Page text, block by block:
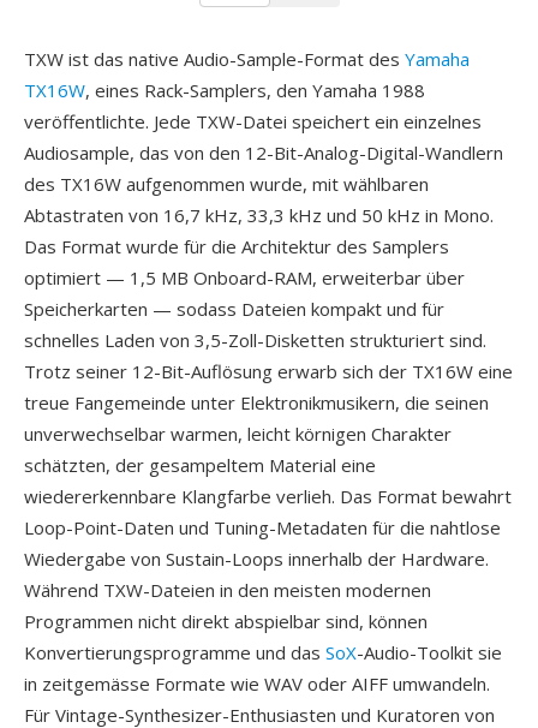
TXW ist das native Audio-Sample-Format des Yamaha
TX16W, eines Rack-Samplers, den Yamaha 1988
veröffentlichte. Jede TXW-Datei speichert ein einzelnes
Audiosample, das von den 12-Bit-Analog-Digital-Wandlern
des TX16W aufgenommen wurde, mit wählbaren
Abtastraten von 16,7 kHz, 33,3 kHz und 50 kHz in Mono.
Das Format wurde für die Architektur des Samplers
optimiert — 1,5 MB Onboard-RAM, erweiterbar über
Speicherkarten — sodass Dateien kompakt und für
schnelles Laden von 3,5-Zoll-Disketten strukturiert sind.
Trotz seiner 12-Bit-Auflösung erwarb sich der TX16W eine
treue Fangemeinde unter Elektronikmusikern, die seinen
unverwechselbar warmen, leicht körnigen Charakter
schätzten, der gesampeltem Material eine
wiedererkennbare Klangfarbe verlieh. Das Format bewahrt
Loop-Point-Daten und Tuning-Metadaten für die nahtlose
Wiedergabe von Sustain-Loops innerhalb der Hardware.
Während TXW-Dateien in den meisten modernen
Programmen nicht direkt abspielbar sind, können
Konvertierungsprogramme und das SoX-Audio-Toolkit sie
in zeitgemässe Formate wie WAV oder AIFF umwandeln.
Für Vintage-Synthesizer-Enthusiasten und Kuratoren von